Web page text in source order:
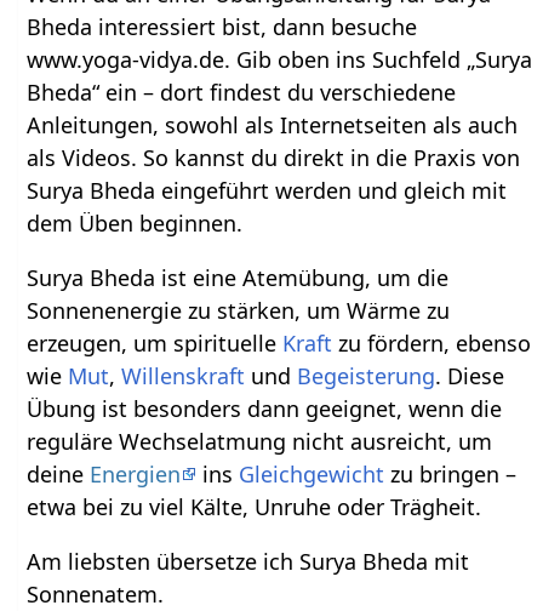
Bheda interessiert bist, dann besuche
www.yoga-vidya.de. Gib oben ins Suchfeld „Surya
Bheda“ ein – dort findest du verschiedene
Anleitungen, sowohl als Internetseiten als auch
als Videos. So kannst du direkt in die Praxis von
Surya Bheda eingeführt werden und gleich mit
dem Üben beginnen.
Surya Bheda ist eine Atemübung, um die
Sonnenenergie zu stärken, um Wärme zu
erzeugen, um spirituelle Kraft zu fördern, ebenso
wie Mut,Willenskraft und Begeisterung. Diese
Übung ist besonders dann geeignet, wenn die
reguläre Wechselatmung nicht ausreicht, um
deine Energien ins Gleichgewicht zu bringen –
etwa bei zu viel Kälte, Unruhe oder Trägheit.
Am liebsten übersetze ich Surya Bheda mit
Sonnenatem.